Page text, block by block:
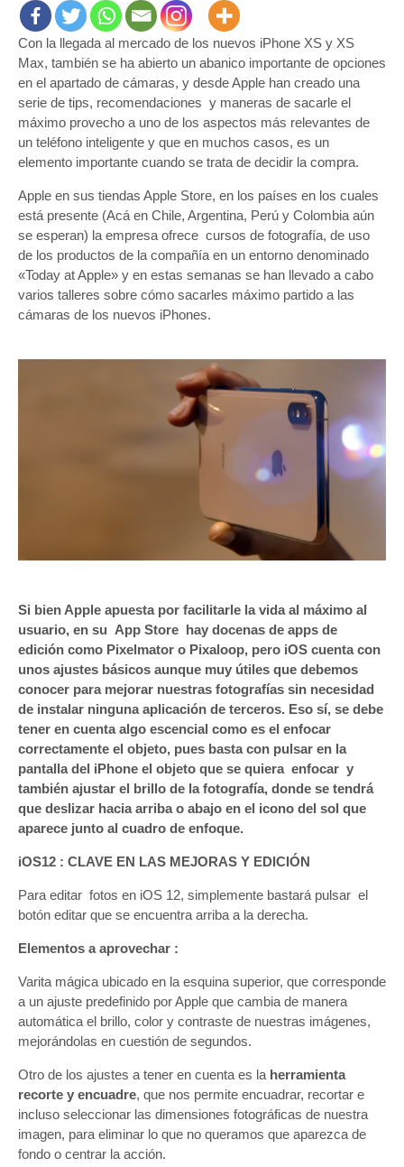
el
máximo
a
las
de
nuevos
iPhones
XS
y
XS
Max
Con la llegada al mercado de los nuevos iPhone XS y XS
Max, también se ha abierto un abanico importante de opciones
en el apartado de cámaras, y desde Apple han creado una
serie de tips, recomendaciones y maneras de sacarle el
máximo provecho a uno de los aspectos más relevantes de
un teléfono inteligente y que en muchos casos, es un
elemento importante cuando se trata de decidir la compra.
Apple en sus tiendas Apple Store, en los países en los cuales
está presente (Acá en Chile, Argentina, Perú y Colombia aún
se esperan) la empresa ofrece cursos de fotografía, de uso
de los productos de la compañía en un entorno denominado
«Today at Apple» y en estas semanas se han llevado a cabo
varios talleres sobre cómo sacarles máximo partido a las
cámaras de los nuevos iPhones.
Si bien Apple apuesta por facilitarle la vida al máximo al
usuario, en su App Store hay docenas de apps de
edición como Pixelmator o Pixaloop, pero iOS cuenta con
unos ajustes básicos aunque muy útiles que debemos
conocer para mejorar nuestras fotografías sin necesidad
de instalar ninguna aplicación de terceros. Eso sí, se debe
tener en cuenta algo escencial como es el enfocar
correctamente el objeto, pues basta con pulsar en la
pantalla del iPhone el objeto que se quiera enfocar y
también ajustar el brillo de la fotografía, donde se tendrá
que deslizar hacia arriba o abajo en el icono del sol que
aparece junto al cuadro de enfoque.
iOS12 : CLAVE EN LAS MEJORAS Y EDICIÓN
Para editar fotos en iOS 12, simplemente bastará pulsar el
botón editar que se encuentra arriba a la derecha.
Elementos a aprovechar :
Varita mágica ubicado en la esquina superior, que corresponde
a un ajuste predefinido por Apple que cambia de manera
automática el brillo, color y contraste de nuestras imágenes,
mejorándolas en cuestión de segundos.
Otro de los ajustes a tener en cuenta es la herramienta
recorte y encuadre, que nos permite encuadrar, recortar e
incluso seleccionar las dimensiones fotográficas de nuestra
imagen, para eliminar lo que no queramos que aparezca de
fondo o centrar la acción.